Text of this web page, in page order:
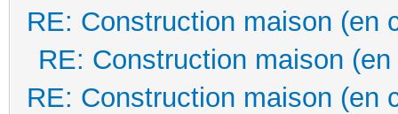
RE: Construction maison (en
RE: Construction maison
RE: Construction maison (en